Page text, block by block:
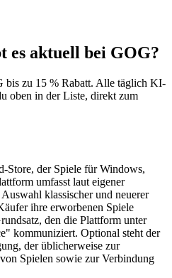
es aktuell bei GOG?
bis zu 15 % Rabatt. Alle täglich KI-
oben in der Liste, direkt zum
Store, der Spiele für Windows,
umfasst laut eigener
klassischer und neuerer
ihre erworbenen Spiele
den die Plattform unter
kommuniziert. Optional steht der
der üblicherweise zur
Spielen sowie zur Verbindung